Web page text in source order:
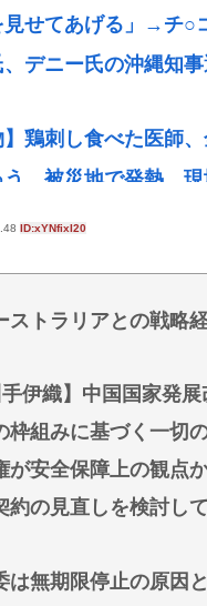
見せてあげる」→チ○
デニー氏の沖縄知
】鶏刺し食べた医師
、被災地で発熱。
注文して………キャン
沢仁志の「セリフが
神谷代表、食料品の
職員が番組出演者
観なくていいって作品
】ワイ(48)無職はこの
ID:xYNfixI20
ストラリアとの戦略
手伊織】中国国家発
枠組みに基づく一切
が安全保障上の観点
約の見直しを検討し
は無期限停止の原因